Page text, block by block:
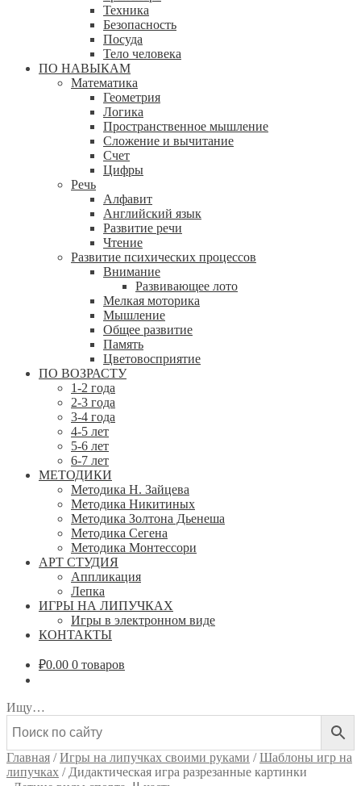
Техника
Безопасность
Посуда
Тело человека
ПО НАВЫКАМ
Математика
Геометрия
Логика
Пространственное мышление
Сложение и вычитание
Счет
Цифры
Речь
Алфавит
Английский язык
Развитие речи
Чтение
Развитие психических процессов
Внимание
Развивающее лото
Мелкая моторика
Мышление
Общее развитие
Память
Цветовосприятие
ПО ВОЗРАСТУ
1-2 года
2-3 года
3-4 года
4-5 лет
5-6 лет
6-7 лет
МЕТОДИКИ
Методика Н. Зайцева
Методика Никитиных
Методика Золтона Дьенеша
Методика Сегена
Методика Монтессори
АРТ СТУДИЯ
Аппликация
Лепка
ИГРЫ НА ЛИПУЧКАХ
Игры в электронном виде
КОНТАКТЫ
₽0.00 0 товаров
Ищу…
Главная /Игры на липучках своими руками /Шаблоны игр на
липучках / Дидактическая игра разрезанные картинки